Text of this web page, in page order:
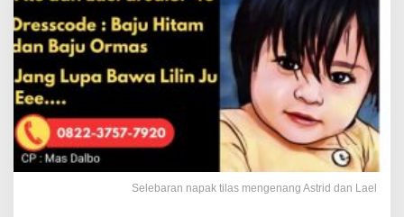
Selebaran napak tilas mengenang Astrid dan Lael